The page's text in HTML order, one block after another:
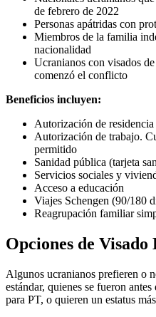
de febrero de 2022
Personas apátridas con
Miembros de la familia
nacionalidad
Ucranianos con visados
comenzó el conflicto
Beneficios incluyen:
Autorización de residencia
Autorización de trabajo.
permitido
Sanidad pública (tarjeta
Servicios sociales y
Acceso a educación
Viajes Schengen (90/180
Reagrupación familiar
Opciones de Visado
Algunos ucranianos prefieren o
estándar, quienes se fueron
para PT, o quieren un estatus